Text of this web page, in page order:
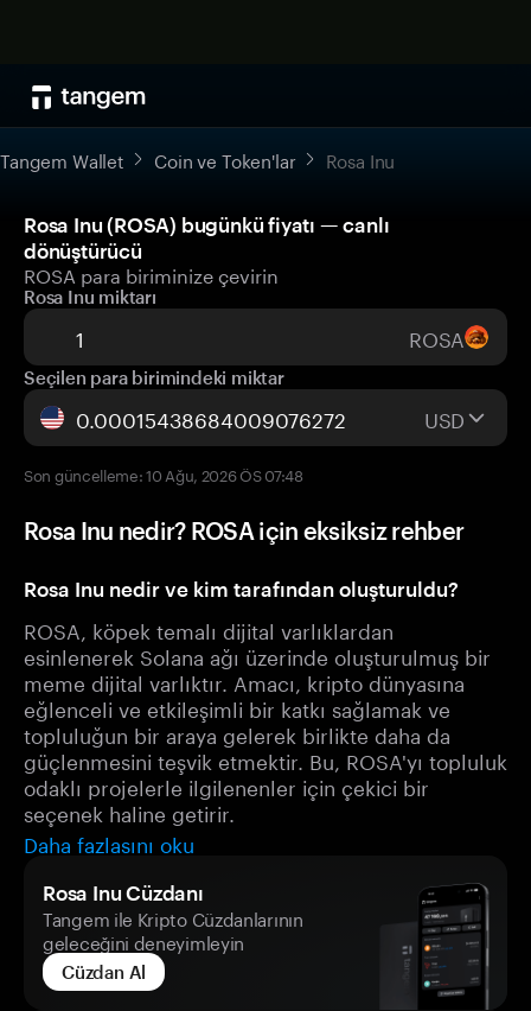
Tangem Wallet Coin ve Token'lar Rosa Inu
Rosa Inu (ROSA) bugünkü fiyatı — canlı
dönüştürücü
ROSA para biriminize çevirin
Rosa Inu miktarı
ROSA
Seçilen para birimindeki miktar
USD
Son güncelleme: 10 Ağu, 2026 ÖS 07:48
Rosa Inu nedir? ROSA için eksiksiz rehber
Rosa Inu nedir ve kim tarafından oluşturuldu?
ROSA, köpek temalı dijital varlıklardan
esinlenerek Solana ağı üzerinde oluşturulmuş bir
meme dijital varlıktır. Amacı, kripto dünyasına
eğlenceli ve etkileşimli bir katkı sağlamak ve
topluluğun bir araya gelerek birlikte daha da
güçlenmesini teşvik etmektir. Bu, ROSA'yı topluluk
odaklı projelerle ilgilenenler için çekici bir
seçenek haline getirir.
Daha fazlasını oku
Rosa Inu Cüzdanı
Tangem ile Kripto Cüzdanlarının
geleceğini deneyimleyin
Cüzdan Al